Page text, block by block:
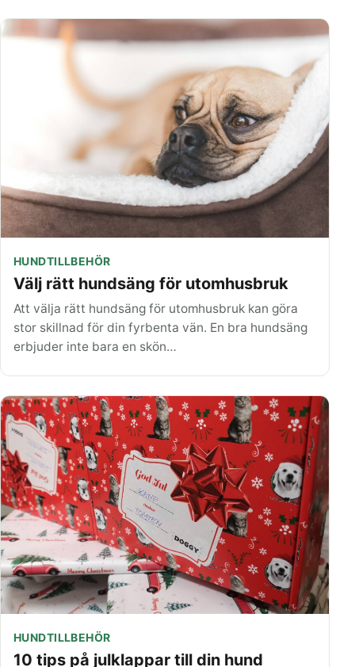
HUNDTILLBEHÖR
Välj rätt hundsäng för utomhusbruk
Att välja rätt hundsäng för utomhusbruk kan göra
stor skillnad för din fyrbenta vän. En bra hundsäng
erbjuder inte bara en skön…
HUNDTILLBEHÖR
10 tips på julklappar till din hund